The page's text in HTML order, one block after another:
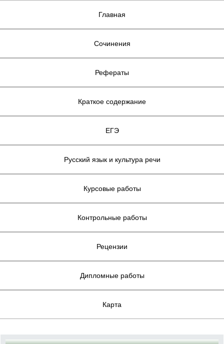
Главная
Сочинения
Рефераты
Краткое содержание
ЕГЭ
Русский язык и культура речи
Курсовые работы
Контрольные работы
Рецензии
Дипломные работы
Карта